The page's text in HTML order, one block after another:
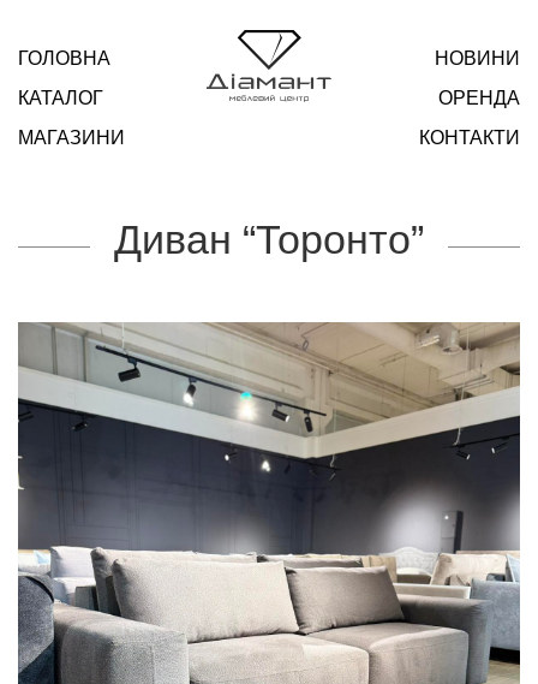
ГОЛОВНА
КАТАЛОГ
МАГАЗИНИ
НОВИНИ
ОРЕНДА
КОНТАКТИ
Диван “Торонто”